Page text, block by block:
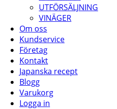
UTFÖRSÄLJNING
VINÄGER
Om oss
Kundservice
Företag
Kontakt
Japanska recept
Blogg
Varukorg
Logga in